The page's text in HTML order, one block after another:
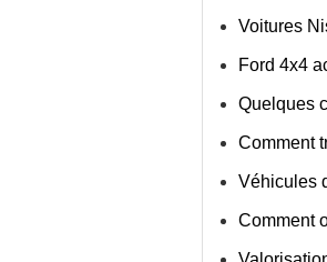
Voitures
Ford 4x4
Quelques
Comment
Véhicules
Comment